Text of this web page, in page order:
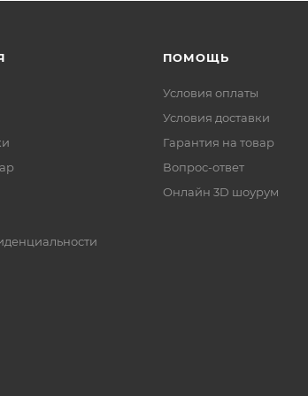
ПОМОЩЬ
Условия оплаты
Условия доставки
Гарантия на товар
Вопрос-ответ
Онлайн 3D шоурум